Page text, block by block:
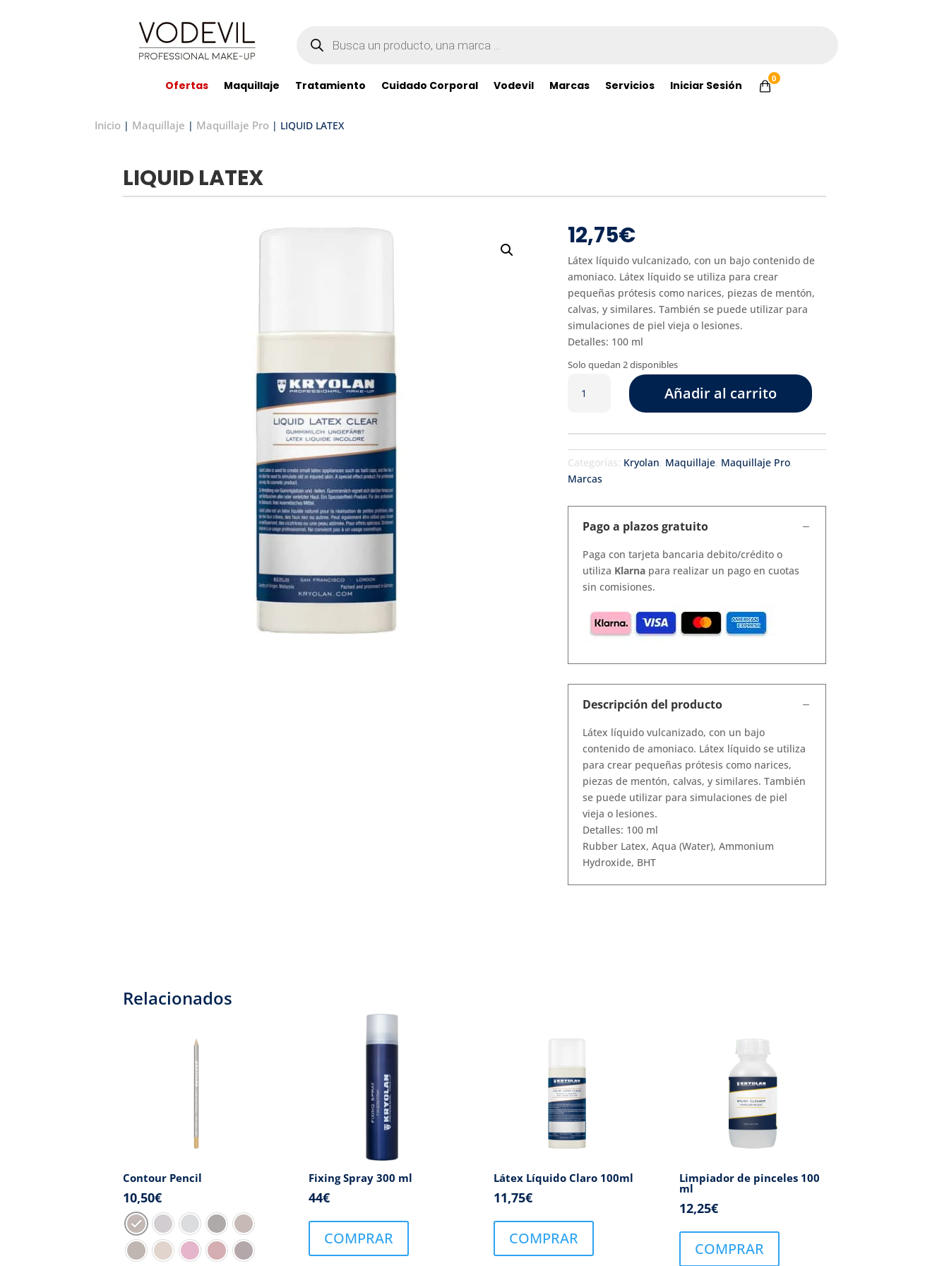
productos
Ofertas Maquillaje Tratamiento Cuidado Corporal Vodevil Marcas Servicios Iniciar Sesión
0
Inicio | Maquillaje | Maquillaje Pro | LIQUID LATEX
LIQUID LATEX
12,75€
Látex líquido vulcanizado, con un bajo contenido de
amoniaco. Látex líquido se utiliza para crear
pequeñas prótesis como narices, piezas de mentón,
calvas, y similares. También se puede utilizar para
simulaciones de piel vieja o lesiones.
Detalles: 100 ml
Solo quedan 2 disponibles
LATEX
Añadir al carrito
Categorías: Kryolan, Maquillaje, Maquillaje Pro,
Marcas
Pago a plazos gratuito
Paga con tarjeta bancaria debito/crédito o
utiliza Klarna para realizar un pago en cuotas
sin comisiones.
Descripción del producto
Látex líquido vulcanizado, con un bajo
contenido de amoniaco. Látex líquido se utiliza
para crear pequeñas prótesis como narices,
piezas de mentón, calvas, y similares. También
se puede utilizar para simulaciones de piel
vieja o lesiones.
Detalles: 100 ml
Rubber Latex, Aqua (Water), Ammonium
Hydroxide, BHT
Relacionados
Contour Pencil
10,50€
Fixing Spray 300 ml
44€
COMPRAR
Látex Líquido Claro 100ml
11,75€
COMPRAR
Limpiador de pinceles 100
ml
12,25€
COMPRAR